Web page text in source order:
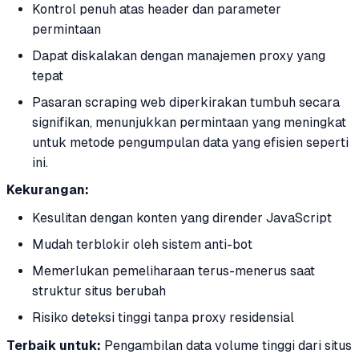
Kontrol penuh atas header dan parameter
permintaan
Dapat diskalakan dengan manajemen proxy yang
tepat
Pasaran scraping web diperkirakan tumbuh secara
signifikan, menunjukkan permintaan yang meningkat
untuk metode pengumpulan data yang efisien seperti
ini.
Kekurangan:
Kesulitan dengan konten yang dirender JavaScript
Mudah terblokir oleh sistem anti-bot
Memerlukan pemeliharaan terus-menerus saat
struktur situs berubah
Risiko deteksi tinggi tanpa proxy residensial
Terbaik untuk: Pengambilan data volume tinggi dari situs